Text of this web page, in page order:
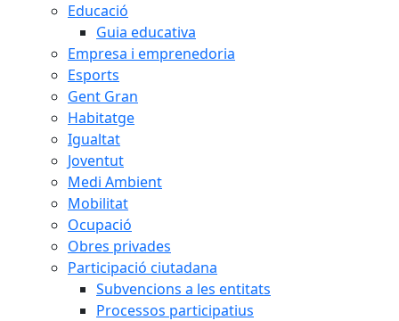
Educació
Guia educativa
Empresa i emprenedoria
Esports
Gent Gran
Habitatge
Igualtat
Joventut
Medi Ambient
Mobilitat
Ocupació
Obres privades
Participació ciutadana
Subvencions a les entitats
Processos participatius